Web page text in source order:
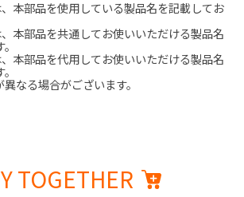
本部品を使用している製品名を記載してお
本部品を共通してお使いいただける製品名
本部品を代用してお使いいただける製品名
なる場合がございます。
TOGETHER